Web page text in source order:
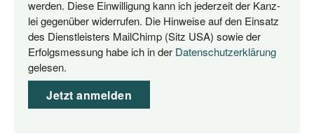
wer­den. Die­se Ein­wil­li­gung kann ich jeder­zeit der Kanz­
lei gegen­über wider­ru­fen. Die Hin­wei­se auf den Ein­satz
des Dienst­leis­ters MailChimp (Sitz USA) sowie der
Erfolgs­mes­sung habe ich in der Daten­schutz­er­klä­rung
gelesen.
Jetzt anmelden